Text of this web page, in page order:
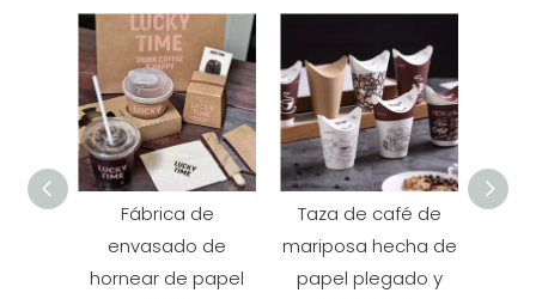
Fábrica de
envasado de
hornear de papel
Taza de café de
mariposa hecha de
papel plegado y